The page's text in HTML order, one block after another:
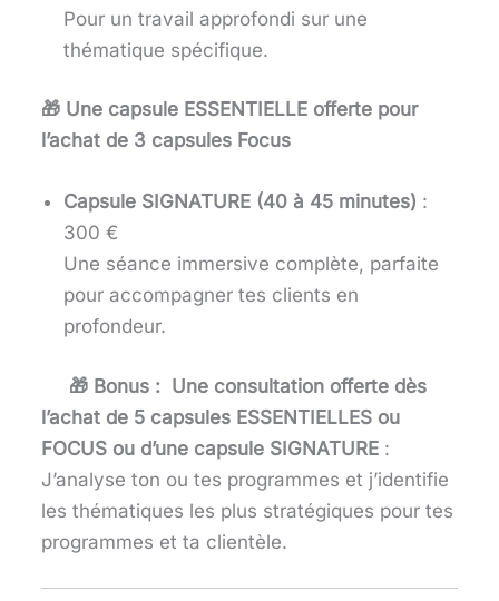
Pour un travail approfondi sur une
thématique spécifique.
🎁 Une capsule ESSENTIELLE offerte pour
l’achat de 3 capsules Focus
Capsule SIGNATURE (40 à 45 minutes) :
300 €
Une séance immersive complète, parfaite
pour accompagner tes clients en
profondeur.
🎁 Bonus : Une consultation offerte dès
l’achat de 5 capsules ESSENTIELLES ou
FOCUS ou d’une capsule SIGNATURE :
J’analyse ton ou tes programmes et j’identifie
les thématiques les plus stratégiques pour tes
programmes et ta clientèle.